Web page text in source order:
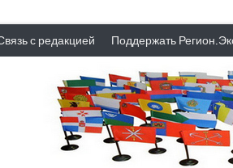
с редакцией Поддержать